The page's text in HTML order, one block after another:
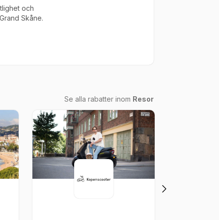
och
Skåne.
Se alla rabatter inom Resor